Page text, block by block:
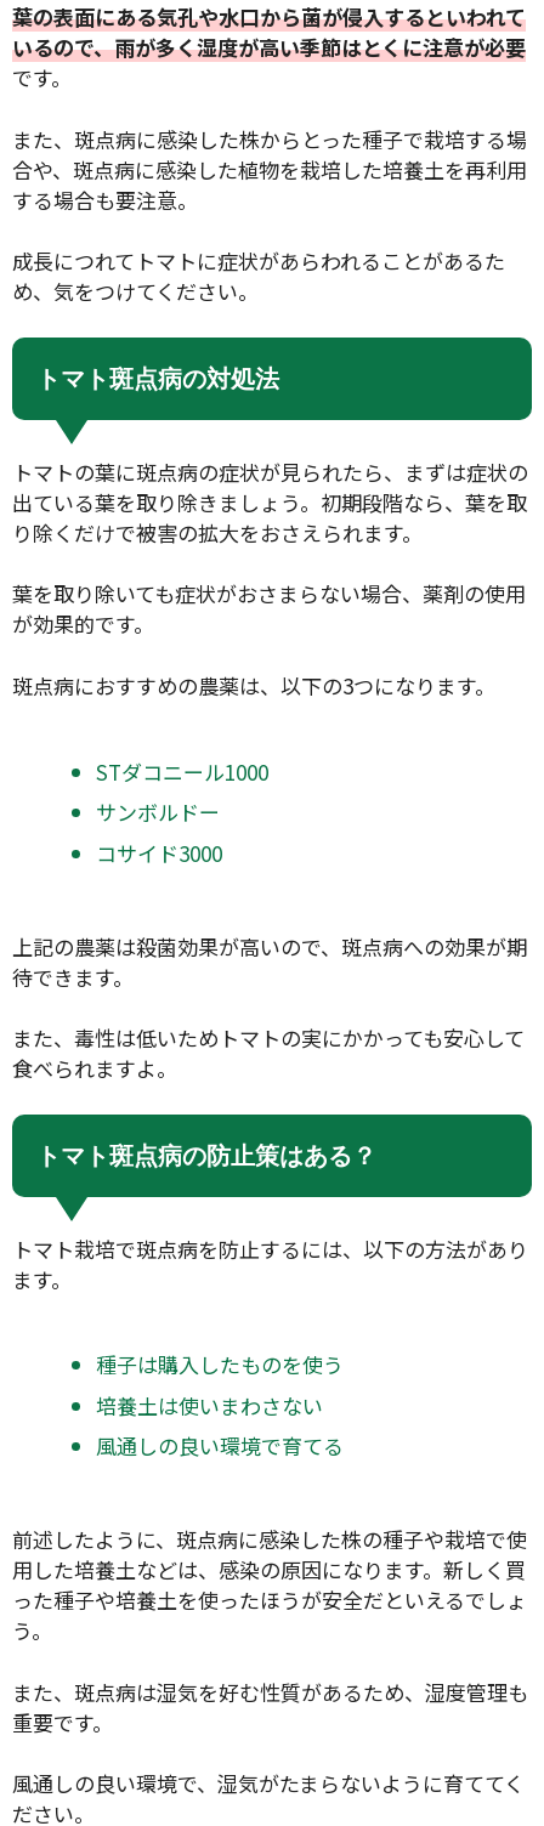
葉の表面にある気孔や水口から菌が侵入するといわれて
いるので、雨が多く湿度が高い季節はとくに注意が必要
です。
また、斑点病に感染した株からとった種子で栽培する場
合や、斑点病に感染した植物を栽培した培養土を再利用
する場合も要注意。
成長につれてトマトに症状があらわれることがあるた
め、気をつけてください。
トマト斑点病の対処法
トマトの葉に斑点病の症状が見られたら、まずは症状の
出ている葉を取り除きましょう。初期段階なら、葉を取
り除くだけで被害の拡大をおさえられます。
葉を取り除いても症状がおさまらない場合、薬剤の使用
が効果的です。
斑点病におすすめの農薬は、以下の3つになります。
STダコニール1000
サンボルドー
コサイド3000
上記の農薬は殺菌効果が高いので、斑点病への効果が期
待できます。
また、毒性は低いためトマトの実にかかっても安心して
食べられますよ。
トマト斑点病の防止策はある？
トマト栽培で斑点病を防止するには、以下の方法があり
ます。
種子は購入したものを使う
培養土は使いまわさない
風通しの良い環境で育てる
前述したように、斑点病に感染した株の種子や栽培で使
用した培養土などは、感染の原因になります。新しく買
った種子や培養土を使ったほうが安全だといえるでしょ
う。
また、斑点病は湿気を好む性質があるため、湿度管理も
重要です。
風通しの良い環境で、湿気がたまらないように育ててく
ださい。